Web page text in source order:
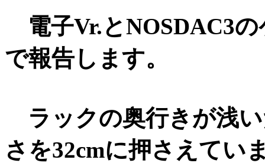
電子Vr.とNOSDAC3
で報告します。
ラックの奥行きが浅
さを32cmに押さえてい